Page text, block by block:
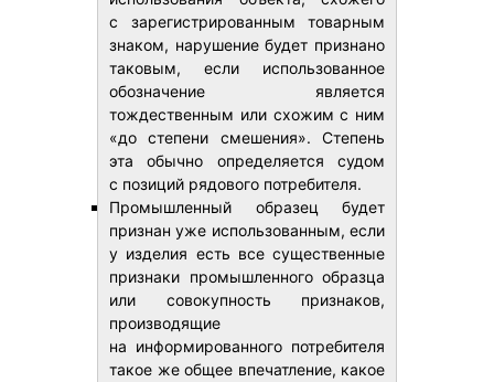
с зарегистрированным товарным
знаком, нарушение будет признано
таковым, если использованное
обозначение является
тождественным или схожим с ним
«до степени смешения». Степень
эта обычно определяется судом
с позиций рядового потребителя.
Промышленный образец будет
признан уже использованным, если
у изделия есть все существенные
признаки промышленного образца
или совокупность признаков,
производящие
на информированного потребителя
такое же общее впечатление, какое